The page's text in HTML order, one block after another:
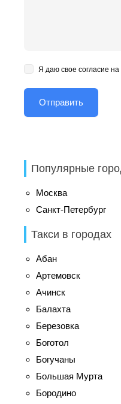
Я даю свое согласие
Популярные
Москва
Санкт-Петербург
Такси в городах
Абан
Артемовск
Ачинск
Балахта
Березовка
Боготол
Богучаны
Большая Мурта
Бородино